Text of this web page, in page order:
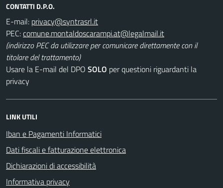
CONTATTI D.P.O.
E-mail:
PEC:
(indirizzo PEC da utilizzare per comunicare direttamente con il
titolare del trattamento)
Usare la E-mail del DPO SOLO per questioni riguardanti la
privacy
LINK UTILI
Iban e Pagamenti Informatici
Dati fiscali e fatturazione elettronica
Dichiarazioni di accessibilità
Informativa privacy